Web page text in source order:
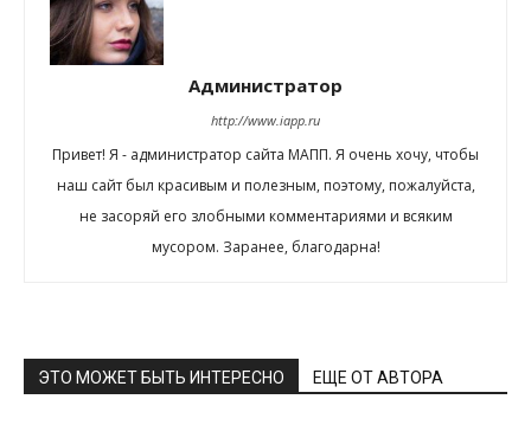
Администратор
http://www.iapp.ru
Привет! Я - администратор сайта МАПП. Я очень хочу, чтобы
наш сайт был красивым и полезным, поэтому, пожалуйста,
не засоряй его злобными комментариями и всяким
мусором. Заранее, благодарна!
ЭТО МОЖЕТ БЫТЬ ИНТЕРЕСНО ЕЩЕ ОТ АВТОРА